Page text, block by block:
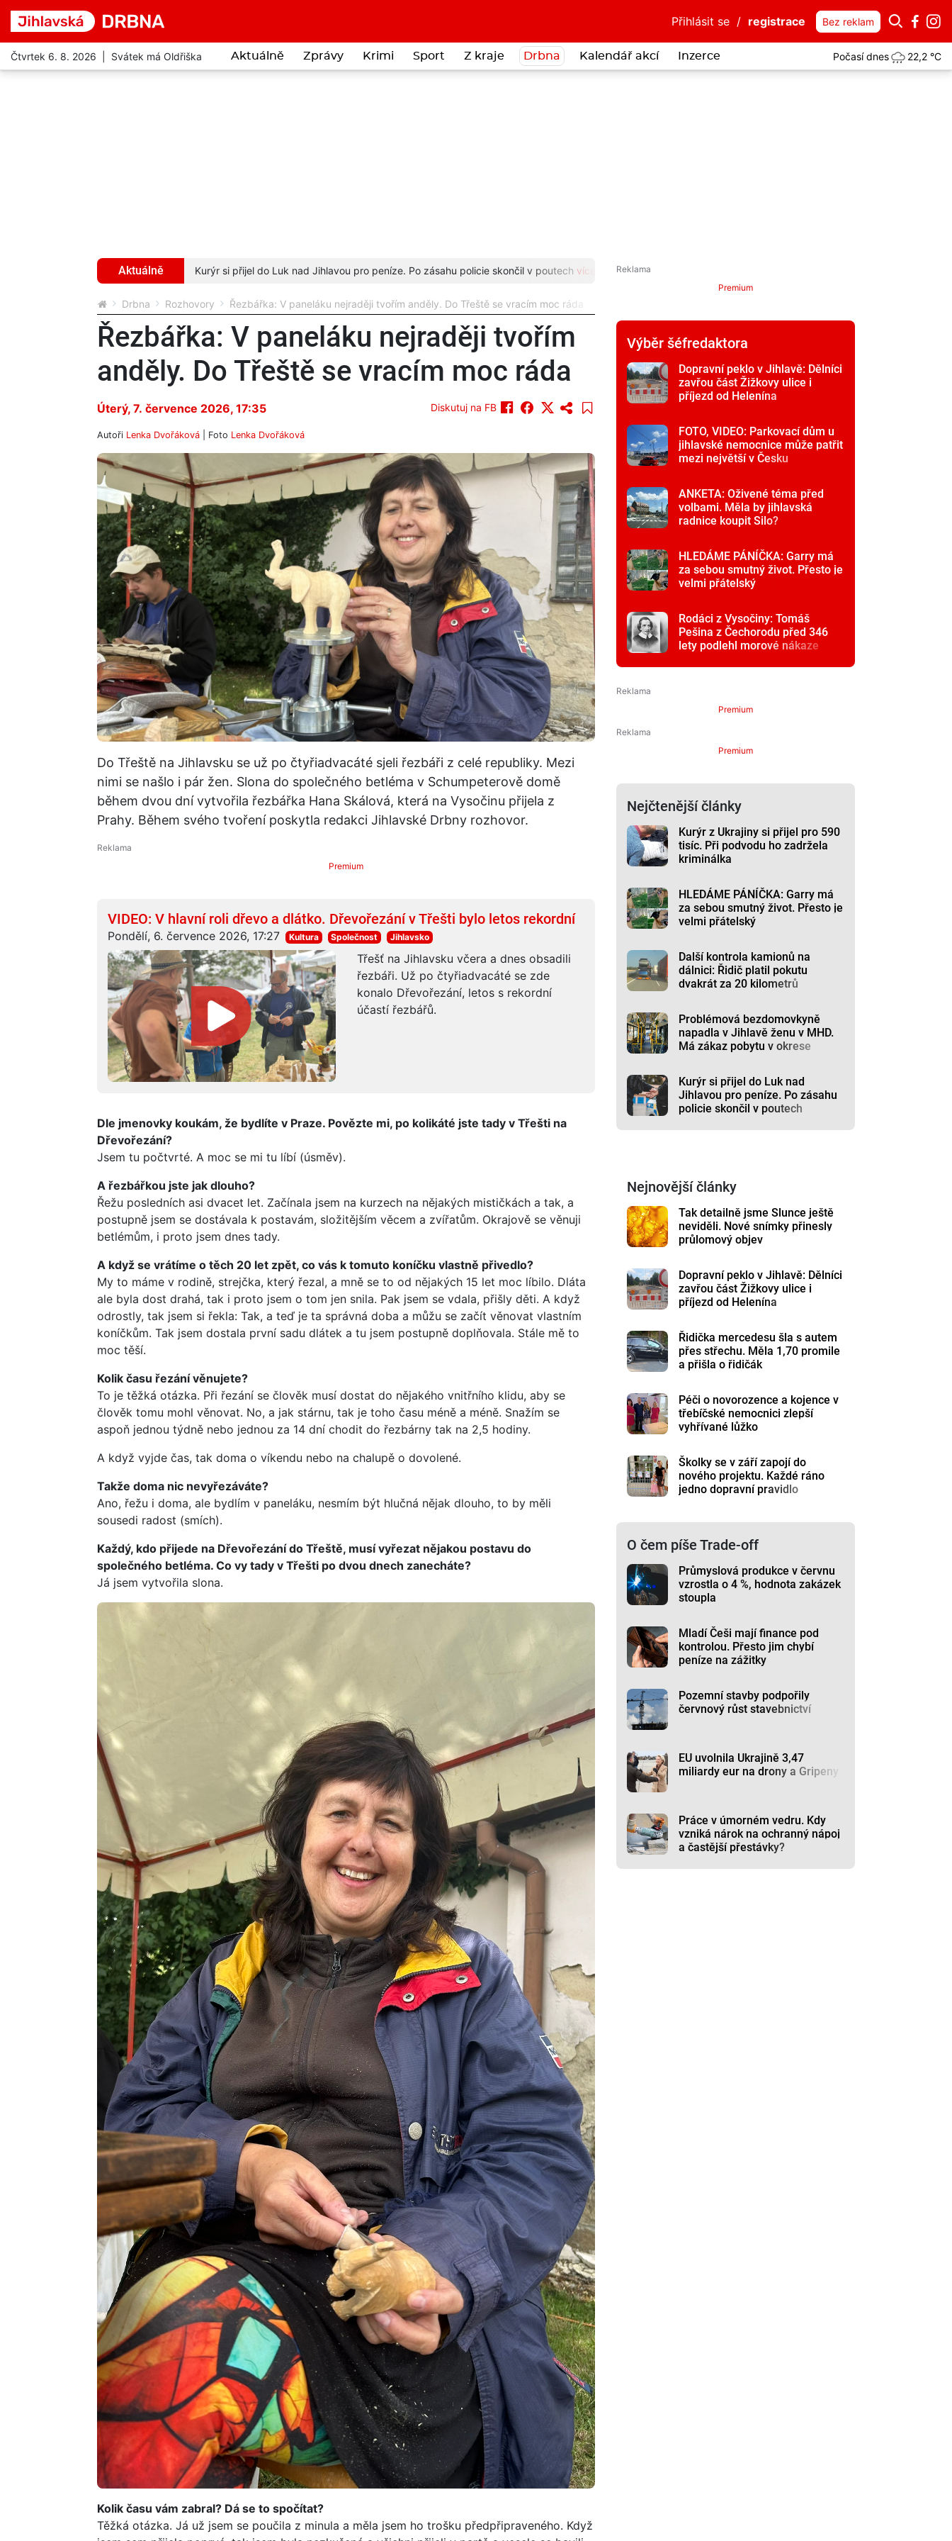
Přihlásit se / registrace Bez reklam
Čtvrtek 6. 8. 2026 | Svátek má Oldřiška Aktuálně Zprávy Krimi Sport Z kraje Drbna Kalendář akcí Inzerce Počasí dnes 22,2 °C
Aktuálně
dvakrát za 20 kilometrůvíce... Kurýr si přijel do Luk nad Jihlavou pro peníze. Po zásahu policie skončil v poutech více... Starosta Polné uvěřil, že dříve investoval do bitcoinů. Stal se obětí
Drbna Rozhovory Řezbářka: V paneláku nejraději tvořím anděly. Do Třeště se vracím moc ráda
Řezbářka: V paneláku nejraději tvořím
anděly. Do Třeště se vracím moc ráda
Úterý, 7. července 2026, 17:35 Diskutuj na FB
Autoři Lenka Dvořáková | Foto Lenka Dvořáková
Do Třeště na Jihlavsku se už po čtyřiadvacáté sjeli řezbáři z celé republiky. Mezi
nimi se našlo i pár žen. Slona do společného betléma v Schumpeterově domě
během dvou dní vytvořila řezbářka Hana Skálová, která na Vysočinu přijela z
Prahy. Během svého tvoření poskytla redakci Jihlavské Drbny rozhovor.
Premium
VIDEO: V hlavní roli dřevo a dlátko. Dřevořezání v Třešti bylo letos rekordní
Pondělí, 6. července 2026, 17:27 Kultura Společnost Jihlavsko
Třešť na Jihlavsku včera a dnes obsadili
řezbáři. Už po čtyřiadvacáté se zde
konalo Dřevořezání, letos s rekordní
účastí řezbářů.
Dle jmenovky koukám, že bydlíte v Praze. Povězte mi, po kolikáté jste tady v Třešti na
Dřevořezání?
Jsem tu počtvrté. A moc se mi tu líbí (úsměv).
A řezbářkou jste jak dlouho?
Řežu posledních asi dvacet let. Začínala jsem na kurzech na nějakých mističkách a tak, a
postupně jsem se dostávala k postavám, složitějším věcem a zvířatům. Okrajově se věnuji
betlémům, i proto jsem dnes tady.
A když se vrátíme o těch 20 let zpět, co vás k tomuto koníčku vlastně přivedlo?
My to máme v rodině, strejčka, který řezal, a mně se to od nějakých 15 let moc líbilo. Dláta
ale byla dost drahá, tak i proto jsem o tom jen snila. Pak jsem se vdala, přišly děti. A když
odrostly, tak jsem si řekla: Tak, a teď je ta správná doba a můžu se začít věnovat vlastním
koníčkům. Tak jsem dostala první sadu dlátek a tu jsem postupně doplňovala. Stále mě to
moc těší.
Kolik času řezání věnujete?
To je těžká otázka. Při řezání se člověk musí dostat do nějakého vnitřního klidu, aby se
člověk tomu mohl věnovat. No, a jak stárnu, tak je toho času méně a méně. Snažím se
aspoň jednou týdně nebo jednou za 14 dní chodit do řezbárny tak na 2,5 hodiny.
A když vyjde čas, tak doma o víkendu nebo na chalupě o dovolené.
Takže doma nic nevyřezáváte?
Ano, řežu i doma, ale bydlím v paneláku, nesmím být hlučná nějak dlouho, to by měli
sousedi radost (smích).
Každý, kdo přijede na Dřevořezání do Třeště, musí vyřezat nějakou postavu do
společného betléma. Co vy tady v Třešti po dvou dnech zanecháte?
Já jsem vytvořila slona.
Kolik času vám zabral? Dá se to spočítat?
Těžká otázka. Já už jsem se poučila z minula a měla jsem ho trošku předpřipraveného. Když
Premium
Výběr šéfredaktora
Dopravní peklo v Jihlavě: Dělníci
zavřou část Žižkovy ulice i
příjezd od Helenína
FOTO, VIDEO: Parkovací dům u
jihlavské nemocnice může patřit
mezi největší v Česku
ANKETA: Oživené téma před
volbami. Měla by jihlavská
radnice koupit Silo?
HLEDÁME PÁNÍČKA: Garry má
za sebou smutný život. Přesto je
velmi přátelský
Rodáci z Vysočiny: Tomáš
Pešina z Čechorodu před 346
lety podlehl morové nákaze
Premium
Premium
Nejčtenější články
Kurýr z Ukrajiny si přijel pro 590
tisíc. Při podvodu ho zadržela
kriminálka
HLEDÁME PÁNÍČKA: Garry má
za sebou smutný život. Přesto je
velmi přátelský
Další kontrola kamionů na
dálnici: Řidič platil pokutu
dvakrát za 20 kilometrů
Problémová bezdomovkyně
napadla v Jihlavě ženu v MHD.
Má zákaz pobytu v okrese
Kurýr si přijel do Luk nad
Jihlavou pro peníze. Po zásahu
policie skončil v poutech
Nejnovější články
Tak detailně jsme Slunce ještě
neviděli. Nové snímky přinesly
průlomový objev
Dopravní peklo v Jihlavě: Dělníci
zavřou část Žižkovy ulice i
příjezd od Helenína
Řidička mercedesu šla s autem
přes střechu. Měla 1,70 promile
a přišla o řidičák
Péči o novorozence a kojence v
třebíčské nemocnici zlepší
vyhřívané lůžko
Školky se v září zapojí do
nového projektu. Každé ráno
jedno dopravní pravidlo
O čem píše Trade-off
Průmyslová produkce v červnu
vzrostla o 4 %, hodnota zakázek
stoupla
Mladí Češi mají finance pod
kontrolou. Přesto jim chybí
peníze na zážitky
Pozemní stavby podpořily
červnový růst stavebnictví
EU uvolnila Ukrajině 3,47
miliardy eur na drony a Gripeny
Práce v úmorném vedru. Kdy
vzniká nárok na ochranný nápoj
a častější přestávky?